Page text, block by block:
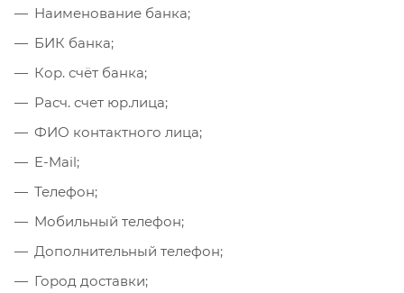
Наименование банка;
БИК банка;
Кор. счёт банка;
Расч. счет юр.лица;
ФИО контактного лица;
E-Mail;
Телефон;
Мобильный телефон;
Дополнительный телефон;
Город доставки;